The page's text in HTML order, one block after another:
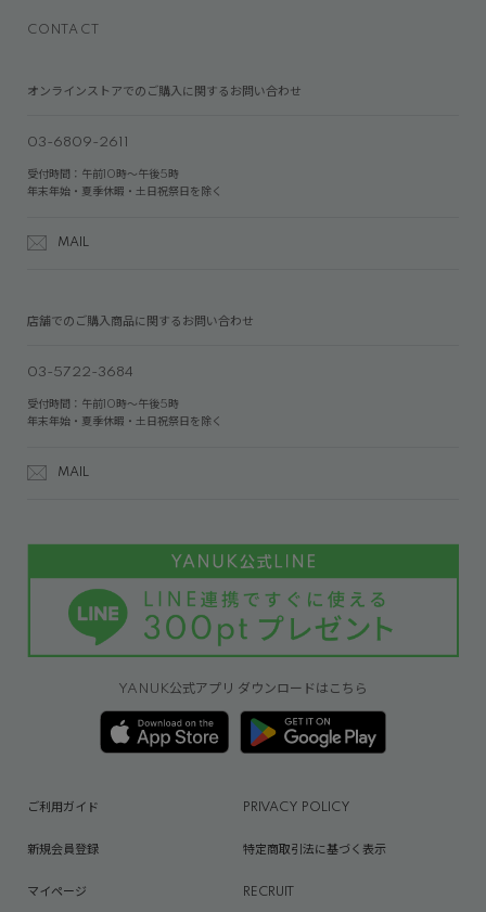
CONTACT
オンラインストアでのご購入に関するお問い合わせ
03-6809-2611
受付時間：午前10時～午後5時
年末年始・夏季休暇・土日祝祭日を除く
MAIL
店舗でのご購入商品に関するお問い合わせ
03-5722-3684
受付時間：午前10時～午後5時
年末年始・夏季休暇・土日祝祭日を除く
MAIL
YANUK公式アプリ ダウンロードはこちら
ご利用ガイド PRIVACY POLICY
新規会員登録 特定商取引法に基づく表示
マイページ RECRUIT